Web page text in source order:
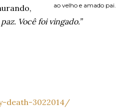
ao velho e amado pai.
Você foi vingado.”
death-3022014/